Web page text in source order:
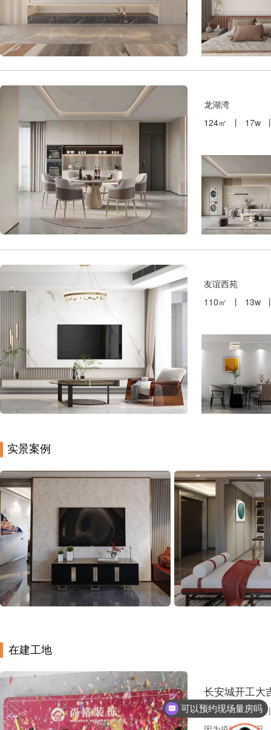
龙湖湾
124㎡ 丨 17w
友谊西苑
110㎡ 丨 13w
实景案例
在建工地
长安城开工大
128㎡ 丨 17w
可以预约现场量房吗
可以安排设计师服务吗